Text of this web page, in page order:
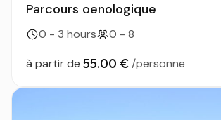
Parcours oenologique
0 - 3 hours
0 - 8
à partir de 55.00 € /personne